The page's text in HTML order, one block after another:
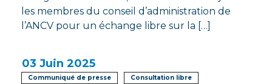
les membres du conseil d’administration de
l’ANCV pour un échange libre sur la […]
03 Juin 2025
Communiqué de presse
Consultation libre